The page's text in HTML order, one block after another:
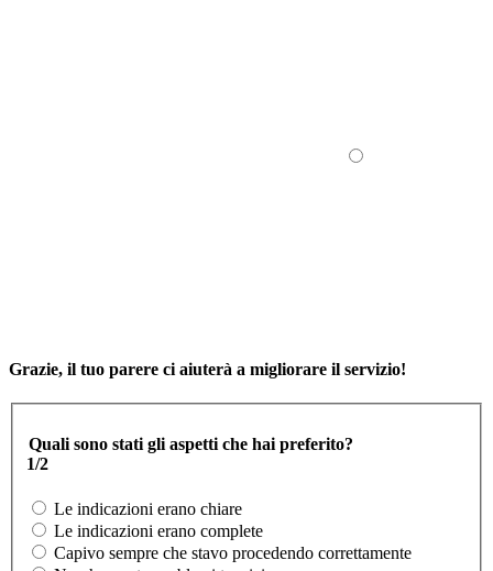
Grazie, il tuo parere ci aiuterà a migliorare il servizio!
Quali sono stati gli aspetti che hai preferito?
1/2
Le indicazioni erano chiare
Le indicazioni erano complete
Capivo sempre che stavo procedendo correttamente